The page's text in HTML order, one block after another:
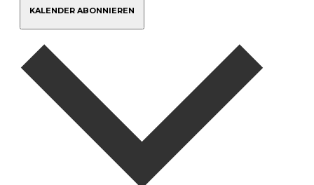
KALENDER ABONNIEREN